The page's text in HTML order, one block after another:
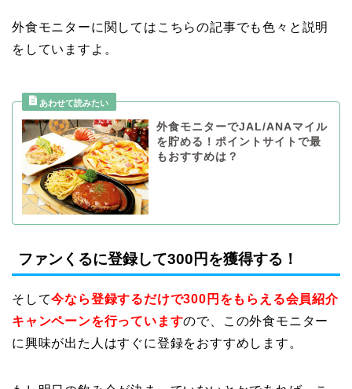
外食モニターに関してはこちらの記事でも色々と説明
をしていますよ。
外食モニターでJAL/ANAマイル
を貯める！ポイントサイトで最
もおすすめは？
ファンくるに登録して300円を獲得する！
そして今なら登録するだけで300円をもらえる会員紹介
キャンペーンを行っていますので、この外食モニター
に興味が出た人はすぐに登録をおすすめします。